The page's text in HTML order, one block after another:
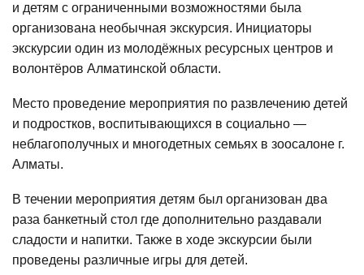
и детям с ограниченными возможностями была
организована необычная экскурсия. Инициаторы
экскурсии один из молодёжных ресурсных центров и
волонтёров Алматинской области.
Место проведение мероприятия по развлечению детей
и подростков, воспитывающихся в социально —
неблагополучных и многодетных семьях в зоосалоне г.
Алматы.
В течении мероприятия детям был организован два
раза банкетный стол где дополнительно раздавали
сладости и напитки. Также в ходе экскурсии были
проведены различные игры для детей.